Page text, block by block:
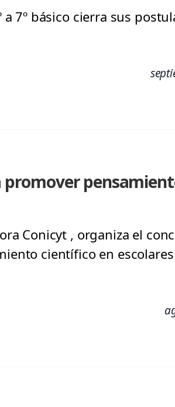
7º básico cierra sus
promover
Conicyt , organiza el
científico en escolares